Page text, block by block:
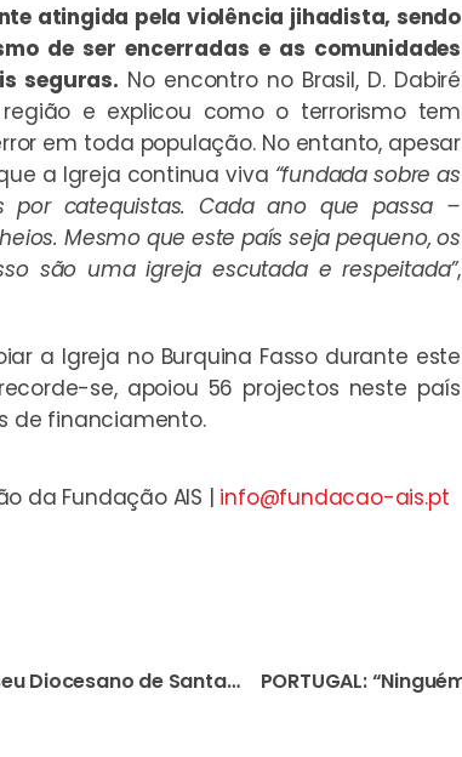
atingida pela violência jihadista, sendo
de ser encerradas e as comunidades
seguras. No encontro no Brasil, D. Dabiré
e explicou como o terrorismo tem
em toda população. No entanto, apesar
a Igreja continua viva “fundada sobre as
por catequistas. Cada ano que passa –
Mesmo que este país seja pequeno, os
são uma igreja escutada e respeitada”,
a Igreja no Burquina Fasso durante este
se, apoiou 56 projectos neste país
de financiamento.
da Fundação AIS | info@fundacao-ais.pt
PORTUGAL: Exposição do Museu Diocesano de Santarém sobre os cristãos perseguidos, “não vai deixar ninguém indiferente”